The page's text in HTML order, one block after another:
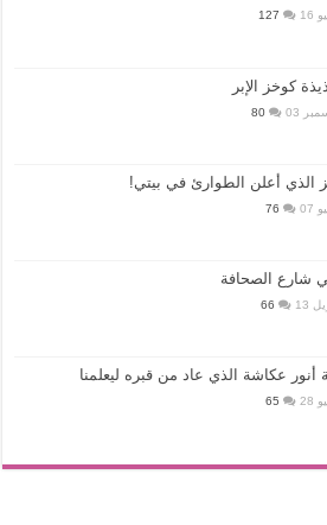
127
كوخز الإبر
80
الذي أعلن الطوارئ في بيتي!
76
شارع الصحافة
66
عكاشة الذي عاد من قبره ليعلمنا
65